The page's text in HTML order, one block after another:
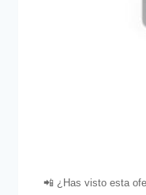
📲 ¿Has visto esta